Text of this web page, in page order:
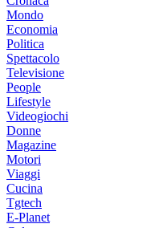
Mondo
Economia
Politica
Spettacolo
Televisione
People
Lifestyle
Videogiochi
Donne
Magazine
Motori
Viaggi
Cucina
Tgtech
E-Planet